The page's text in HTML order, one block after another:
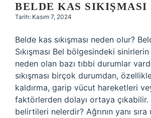
BELDE KAS SIKIŞMASI
Tarih: Kasım 7, 2024
Belde kas sıkışması neden olur?
Sıkışması Bel bölgesindeki sinirlerin
neden olan bazı tıbbi durumlar
sıkışması birçok durumdan,
kaldırma, garip vücut hareketleri
faktörlerden dolayı ortaya çıkabilir.
belirtileri nelerdir? Ağrının yanı sıra